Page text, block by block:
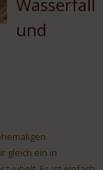
und
gleich ein in